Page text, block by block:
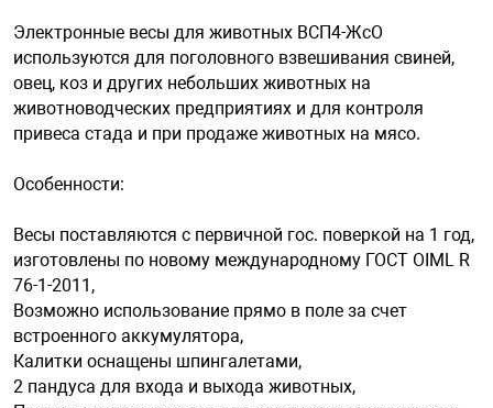
средства охраны
ключи
сигнализации
безопасность
оборудование
Электронные весы для животных ВСП4-ЖсО
используются для поголовного взвешивания свиней,
овец, коз и других небольших животных на
животноводческих предприятиях и для контроля
привеса стада и при продаже животных на мясо.
Особенности:
Весы поставляются с первичной гос. поверкой на 1 год,
изготовлены по новому международному ГОСТ OIML R
76-1-2011,
Возможно использование прямо в поле за счет
встроенного аккумулятора,
Калитки оснащены шпингалетами,
2 пандуса для входа и выхода животных,